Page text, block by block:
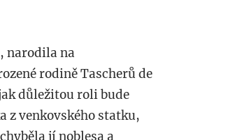
narodila na
rodině Tascherů de
důležitou roli bude
z venkovského statku,
jí noblesa a